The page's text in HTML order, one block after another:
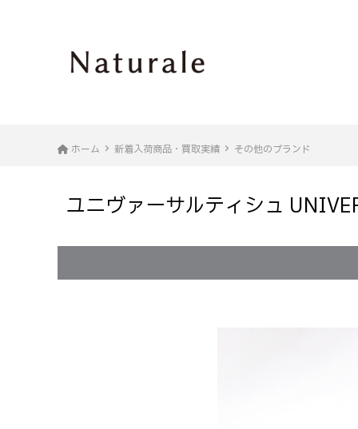
ホーム 新着入荷商品・買取実績 その他のブランド
ユニヴァーサルティシュ